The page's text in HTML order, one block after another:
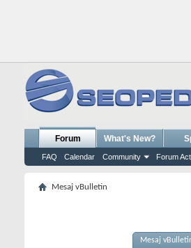
Forum
FAQ Calendar Community Forum
What's New?
Mesaj vBulletin
Mesaj